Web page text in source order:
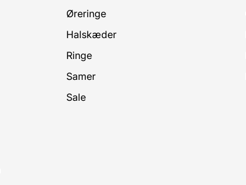
Øreringe
Halskæder
Ringe
Samer
Sale